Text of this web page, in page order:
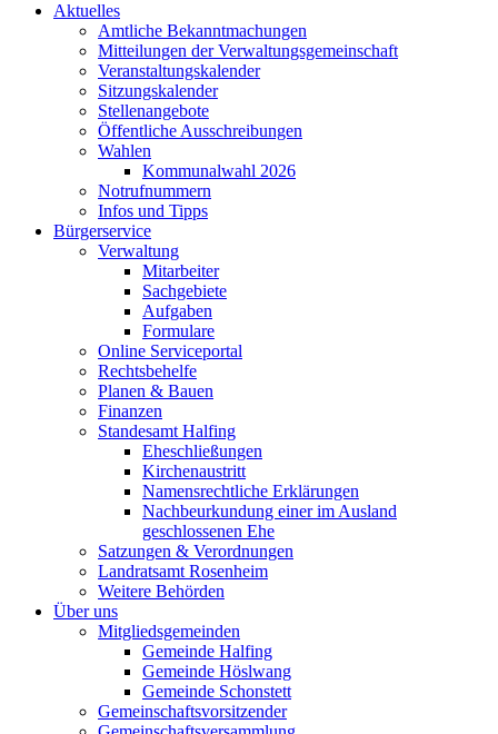
Aktuelles
Amtliche Bekanntmachungen
Mitteilungen der Verwaltungsgemeinschaft
Veranstaltungskalender
Sitzungskalender
Stellenangebote
Öffentliche Ausschreibungen
Wahlen
Kommunalwahl 2026
Notrufnummern
Infos und Tipps
Bürgerservice
Verwaltung
Mitarbeiter
Sachgebiete
Aufgaben
Formulare
Online Serviceportal
Rechtsbehelfe
Planen & Bauen
Finanzen
Standesamt Halfing
Eheschließungen
Kirchenaustritt
Namensrechtliche Erklärungen
Nachbeurkundung einer im Ausland
geschlossenen Ehe
Satzungen & Verordnungen
Landratsamt Rosenheim
Weitere Behörden
Über uns
Mitgliedsgemeinden
Gemeinde Halfing
Gemeinde Höslwang
Gemeinde Schonstett
Gemeinschaftsvorsitzender